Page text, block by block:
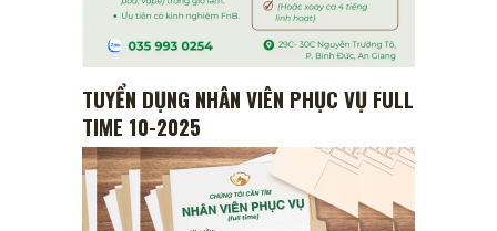
TUYỂN DỤNG NHÂN VIÊN PHỤC VỤ FULL
TIME 10-2025